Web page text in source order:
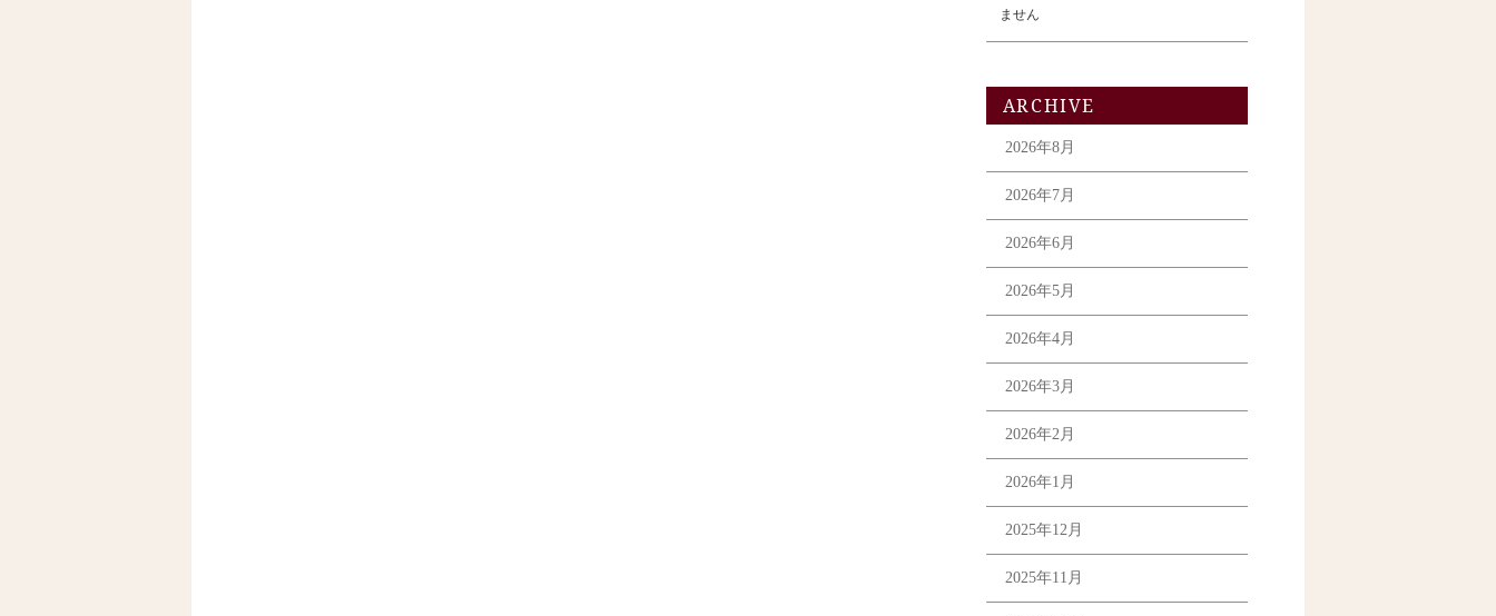
ません
ARCHIVE
2026年8月
2026年7月
2026年6月
2026年5月
2026年4月
2026年3月
2026年2月
2026年1月
2025年12月
2025年11月